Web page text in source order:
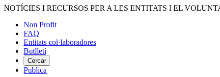
Vés
contingut
NOTÍCIES I RECURSOS PER A LES ENTITATS I EL
Menú
del
compte
Non Profit
FAQ
Entitats col·laboradores
Butlletí
Cercar
Publica